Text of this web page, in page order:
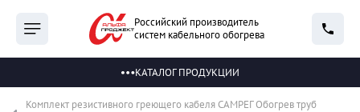
Российский производитель
систем кабельного обогрева
КАТАЛОГ ПРОДУКЦИИ
Комплект резистивного греющего кабеля САМРЕГ Обогрев труб